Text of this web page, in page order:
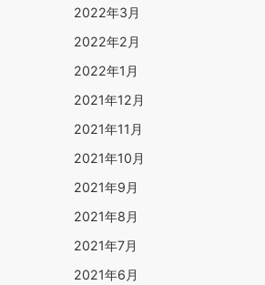
2022年3月
2022年2月
2022年1月
2021年12月
2021年11月
2021年10月
2021年9月
2021年8月
2021年7月
2021年6月